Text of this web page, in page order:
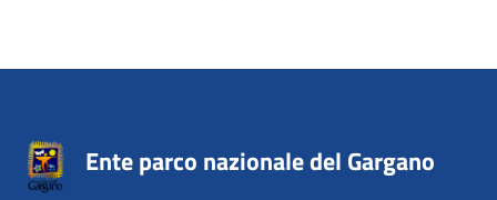
Ente parco nazionale del Gargano